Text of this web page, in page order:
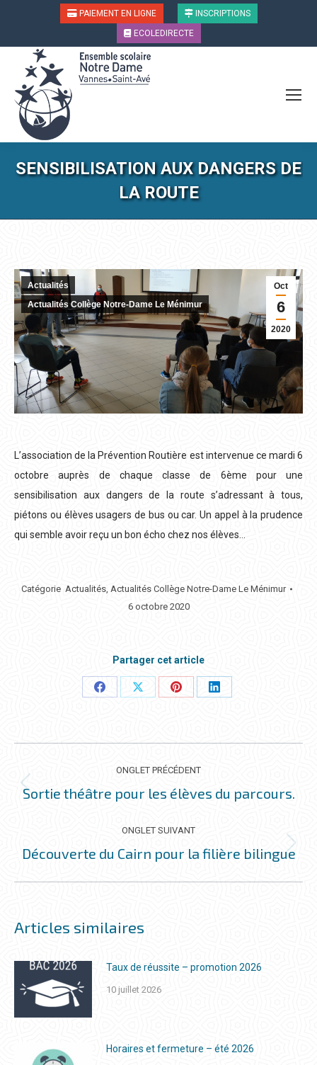
PAIEMENT EN LIGNE
INSCRIPTIONS
ECOLEDIRECTE
SENSIBILISATION AUX DANGERS DE
LA ROUTE
Oct
6
2020
Actualités
Actualités Collège Notre-Dame Le Ménimur
L’association de la Prévention Routière est intervenue ce mardi 6
octobre auprès de chaque classe de 6ème pour une
sensibilisation aux dangers de la route s’adressant à tous,
piétons ou élèves usagers de bus ou car. Un appel à la prudence
qui semble avoir reçu un bon écho chez nos élèves…
Catégorie Actualités, Actualités Collège Notre-Dame Le Ménimur
6 octobre 2020
Partager cet article
PartagerPartagerPartagerPartager
NAVIGATION
DE
COMMENTAIRE
ONGLET PRÉCÉDENT
Onglet
Sortie théâtre pour les élèves du parcours.
ONGLET SUIVANT
Onglet
Découverte du Cairn pour la filière bilingue
Articles similaires
Taux de réussite – promotion 2026
10 juillet 2026
Horaires et fermeture – été 2026